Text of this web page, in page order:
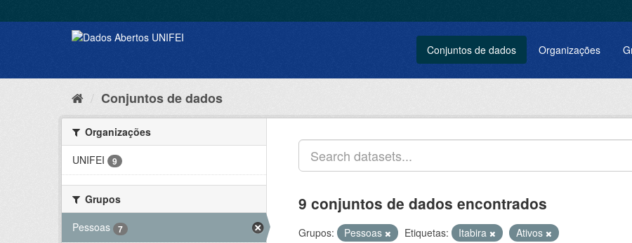
Conjuntos de dados Organizações
Conjuntos de dados
Organizações
UNIFEI
9
Grupos
Pessoas
7
9 conjuntos de dados encontrados
Grupos: Pessoas Etiquetas: Itabira
Ativos